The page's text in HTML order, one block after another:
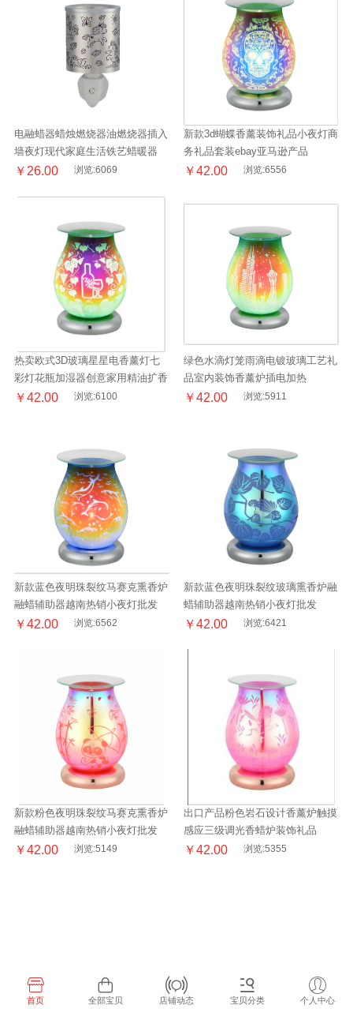
电融蜡器蜡烛燃烧器油燃烧器插入
墙夜灯现代家庭生活铁艺蜡暖器
￥26.00 浏览:6069
新款3d蝴蝶香薰装饰礼品小夜灯商
务礼品套装ebay亚马逊产品
￥42.00 浏览:6556
热卖欧式3D玻璃星星电香薰灯七
彩灯花瓶加湿器创意家用精油扩香
机
￥42.00 浏览:6100
绿色水滴灯笼雨滴电镀玻璃工艺礼
品室内装饰香薰炉插电加热
￥42.00 浏览:5911
新款蓝色夜明珠裂纹马赛克熏香炉
融蜡辅助器越南热销小夜灯批发
￥42.00 浏览:6562
新款蓝色夜明珠裂纹玻璃熏香炉融
蜡辅助器越南热销小夜灯批发
￥42.00 浏览:6421
新款粉色夜明珠裂纹马赛克熏香炉
融蜡辅助器越南热销小夜灯批发
￥42.00 浏览:5149
出口产品粉色岩石设计香薰炉触摸
感应三级调光香蜡炉装饰礼品
￥42.00 浏览:5355
首页 全部宝贝 店铺动态 宝贝分类 个人中心